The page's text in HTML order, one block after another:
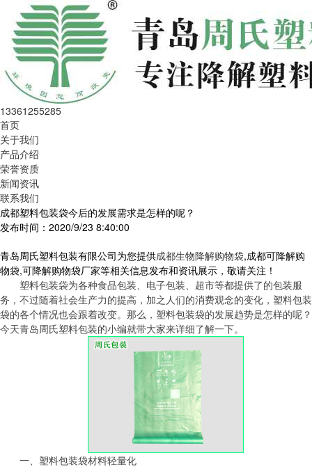
13361255285
首页
关于我们
产品介绍
荣誉资质
新闻资讯
联系我们
成都塑料包装袋今后的发展需求是怎样的呢？
发布时间：2020/9/23 8:40:00
青岛周氏塑料包装有限公司为您提供成都生物降解购物袋,成都可降解购
物袋,可降解购物袋厂家等相关信息发布和资讯展示，敬请关注！
塑料包装袋为各种食品包装、电子包装、超市等都提供了的包装服
务，不过随着社会生产力的提高，加之人们的消费观念的变化，塑料包装
袋的各个情况也会跟着改变。那么，塑料包装袋的发展趋势是怎样的呢？
今天青岛周氏塑料包装的小编就带大家来详细了解一下。
一、塑料包装袋材料轻量化